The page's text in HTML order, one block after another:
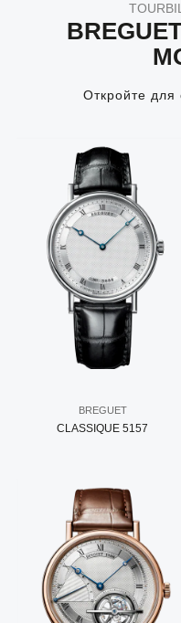
Откройте для
BREGUET
CLASSIQUE 5157